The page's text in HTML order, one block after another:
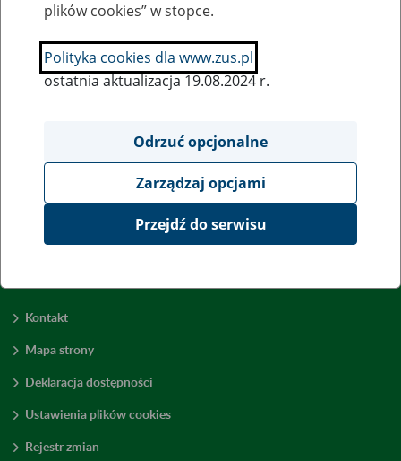
SZUKAJ
Wyświetl wszystkie
Kontakt
Mapa strony
Deklaracja dostępności
Ustawienia plików cookies
Rejestr zmian
plików cookies” w stopce.
Polityka cookies dla www.zus.pl
ostatnia aktualizacja 19.08.2024 r.
Odrzuć opcjonalne
Zarządzaj opcjami
Przejdź do serwisu